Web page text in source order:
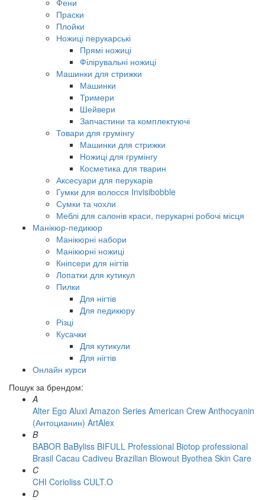
Фени
Праски
Плойки
Ножиці перукарські
Прямі ножиці
Філірувальні ножиці
Машинки для стрижки
Машинки
Тримери
Шейвери
Запчастини та комплектуючі
Товари для грумінгу
Машинки для стрижки
Ножиці для грумінгу
Косметика для тварин
Аксесуари для перукарів
Гумки для волосся Invisibobble
Сумки та чохли
Меблі для салонів краси, перукарні робочі місця
Манікюр-педикюр
Манікюрні набори
Манікюрні ножиці
Кніпсери для нігтів
Лопатки для кутикул
Пилки
Для нігтів
Для педикюру
Різці
Кусачки
Для кутикули
Для нігтів
Онлайн курси
Пошук за брендом:
A
Alter Ego Aluxi Amazon Series American Crew Anthocyanin
(Антоцианин) ArtAlex
B
BABOR BaByliss BIFULL Professional Biotop professional
Brasil Cacau Сadiveu Brazilian Blowout Byothea Skin Care
C
CHI Corioliss CULT.O
D